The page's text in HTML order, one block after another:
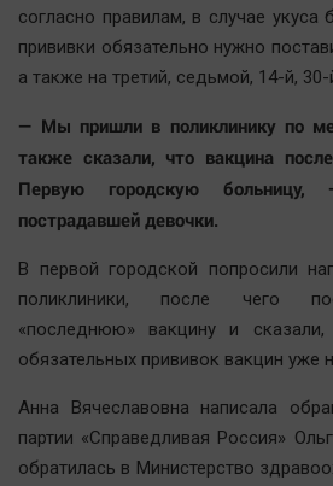
Медицина
Новости компаний
Прогулки по городу Ч
Спецпроект
Статистика
Челябинск космический
Другие рубрики
Bookworms
English version
Online-консультация
Актуальная тема
Афиша
согласно правилам, в случае
прививки обязательно нужно
а также на третий, седьмой, 14-й,
— Мы пришли в поликлинику по
также сказали, что вакцина
Первую городскую
пострадавшей девочки.
В первой городской попросили
поликлиники, после чего
«последнюю» вакцину и
обязательных прививок вакцин уже
Анна Вячеславовна написала
партии «Справедливая Россия»
обратилась в Министерство